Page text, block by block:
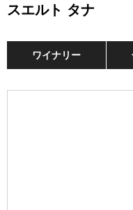
スエルト タナ
ワイナリー